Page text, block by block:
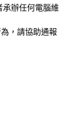
承辦任何電腦維
，請協助通報